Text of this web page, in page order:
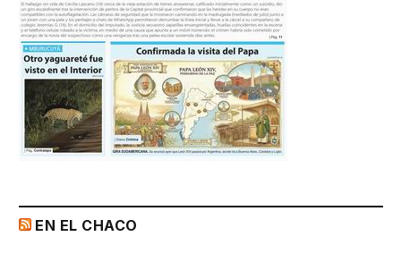
EN EL CHACO